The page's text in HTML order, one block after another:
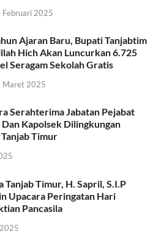
Februari 2025
Ajaran Baru, Bupati Tanjabtim
Hich Akan Luncurkan 6.725
Seragam Sekolah Gratis
Maret 2025
Serahterima Jabatan Pejabat
Dan Kapolsek Dilingkungan
Timur
Tanjab Timur, H. Sapril, S.I.P
Upacara Peringatan Hari
Pancasila